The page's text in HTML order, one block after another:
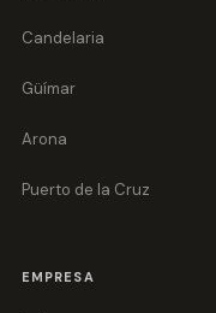
Candelaria
Güímar
Arona
Puerto de la Cruz
EMPRESA